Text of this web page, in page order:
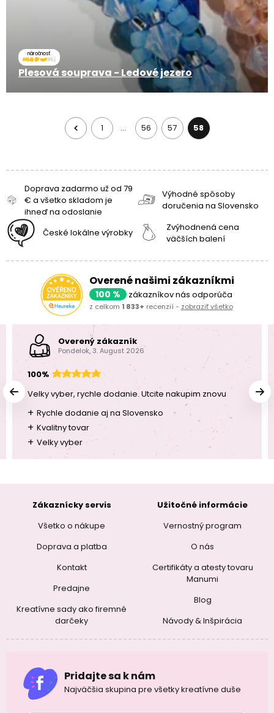
náročnosť
Plesová souprava - Ledové jezero
1 … 56 57 58
Doprava zadarmo už od 79
€ a všetko skladom je
ihneď na odoslanie
Výhodné spôsoby
doručenia na Slovensko
České lokálne výrobky
Zvýhodnená cena
väčších balení
Overené našimi zákazníkmi
100 % zákazníkov nás odporúča
z celkom 1 833+ recenzií - zobraziť všetko
Overený zákazník
Pondelok, 3. August 2026
100%
Velky vyber, rychle dodanie. Utcite nakupim znovu
+ Rychle dodanie aj na Slovensko
+ Kvalitny tovar
+ Velky vyber
Zákaznícky servis
Všetko o nákupe
Doprava a platba
Kontakt
Predajne
Kreatívne sady ako firemné
darčeky
Užitočné informácie
Vernostný program
O nás
Certifikáty a atesty tovaru
Manumi
Blog
Návody & Inšpirácia
Pridajte sa k nám
Najväčšia skupina pre všetky kreatívne duše